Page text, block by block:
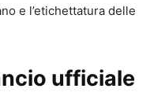
e l’etichettatura delle
ufficiale